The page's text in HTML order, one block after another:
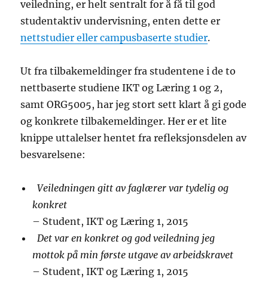
veiledning, er helt sentralt for å få til god
studentaktiv undervisning, enten dette er
nettstudier eller campusbaserte studier.
Ut fra tilbakemeldinger fra studentene i de to
nettbaserte studiene IKT og Læring 1 og 2,
samt ORG5005, har jeg stort sett klart å gi gode
og konkrete tilbakemeldinger. Her er et lite
knippe uttalelser hentet fra refleksjonsdelen av
besvarelsene:
Veiledningen gitt av faglærer var tydelig og
konkret
– Student, IKT og Læring 1, 2015
Det var en konkret og god veiledning jeg
mottok på min første utgave av arbeidskravet
– Student, IKT og Læring 1, 2015